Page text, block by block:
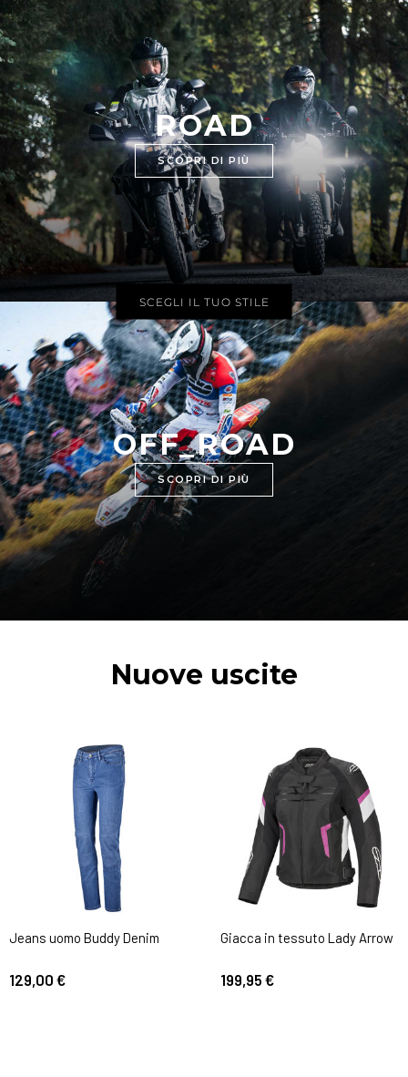
SCEGLI IL TUO STILE
ROAD
SCOPRI DI PIÙ
OFF_ROAD
SCOPRI DI PIÙ
Nuove uscite
Jeans uomo Buddy Denim
129,00 €
Giacca in tessuto Lady Arrow
199,95 €